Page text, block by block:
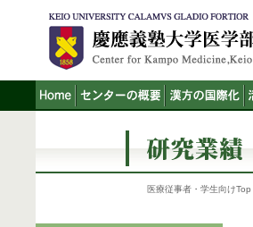
医療従事者・学生向けTop